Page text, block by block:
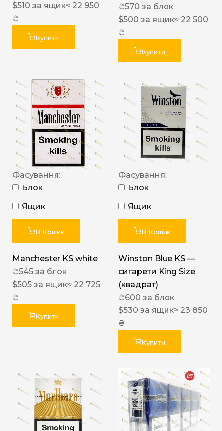
$510 за ящик≈ 22 950
₴
Купити
₴570 за блок
$500 за ящик≈ 22 500
₴
Купити
Фасування:
Блок
Ящик
В Кошик
Manchester KS white
₴545 за блок
$505 за ящик≈ 22 725
₴
Купити
Фасування:
Блок
Ящик
В Кошик
Winston Blue KS —
сигарети King Size
(квадрат)
₴600 за блок
$530 за ящик≈ 23 850
₴
Купити